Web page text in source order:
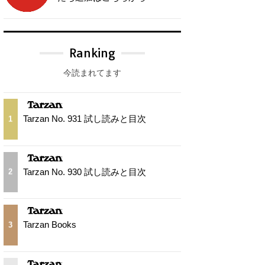
Ranking
今読まれてます
1 Tarzan No. 931 試し読みと目次
2 Tarzan No. 930 試し読みと目次
3 Tarzan Books